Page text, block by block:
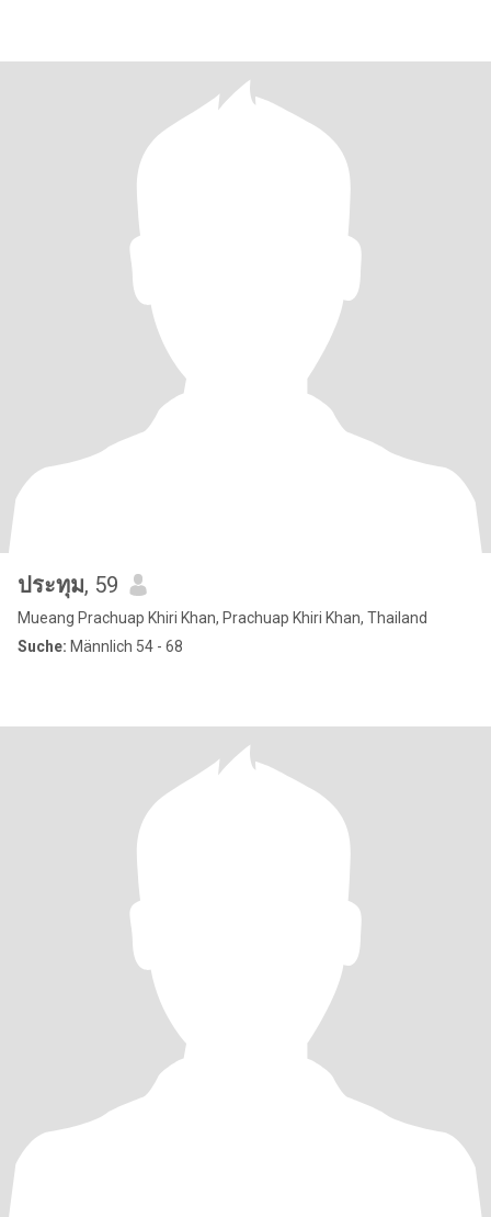
ประทุม, 59
Mueang Prachuap Khiri Khan, Prachuap Khiri Khan, Thailand
Suche: Männlich 54 - 68